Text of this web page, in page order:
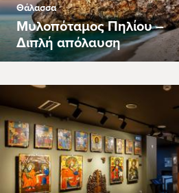
Θάλασσα
Μυλοπόταμος Πηλίου –
Διπλή απόλαυση